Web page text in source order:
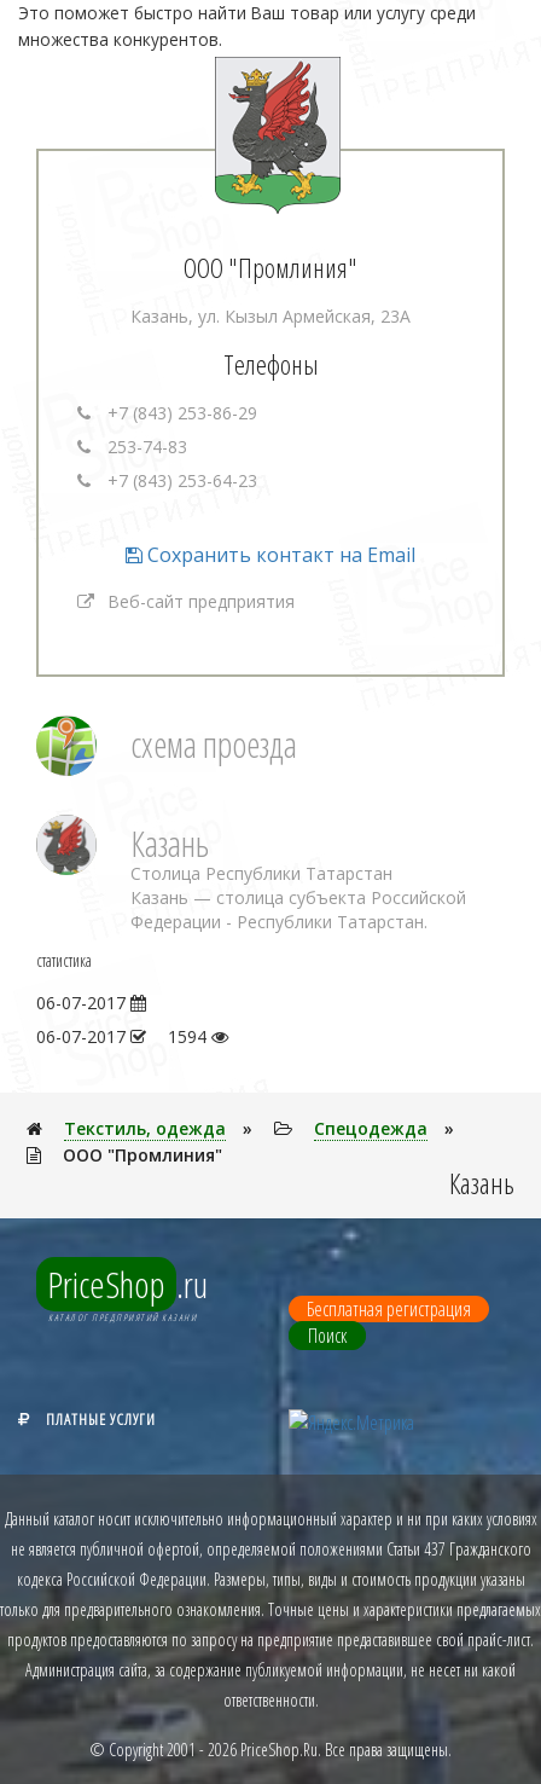
Это поможет быстро найти Ваш товар или услугу среди
множества конкурентов.
ООО "Промлиния"
Казань, ул. Кызыл Армейская, 23А
Телефоны
+7 (843) 253-86-29
253-74-83
+7 (843) 253-64-23
Сохранить контакт на Email
Веб-сайт предприятия
схема проезда
Казань
Столица Республики Татарстан
Казань — столица субъекта Российской
Федерации - Республики Татарстан.
статистика
06-07-2017
06-07-2017
1594
Текстиль, одежда » Спецодежда
»
ООО "Промлиния"
Казань
PriceShop .ru
КАТАЛОГ ПРЕДПРИЯТИЙ КАЗАНИ
Бесплатная регистрация
Поиск
ПЛАТНЫЕ УСЛУГИ
Данный каталог носит исключительно информационный характер и ни при каких условиях
не является публичной офертой, определяемой положениями Статьи 437 Гражданского
кодекса Российской Федерации. Размеры, типы, виды и стоимость продукции указаны
только для предварительного ознакомления. Точные цены и характеристики предлагаемых
продуктов предоставляются по запросу на предприятие предаставившее свой прайс-лист.
Администрация сайта, за содержание публикуемой информации, не несет ни какой
ответственности.
© Copyright 2001 - 2026 PriceShop.Ru. Все права защищены.